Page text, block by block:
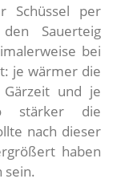
Schüssel per
Sauerteig
bei
je wärmer die
und je
stärker die
nach dieser
haben
sein.